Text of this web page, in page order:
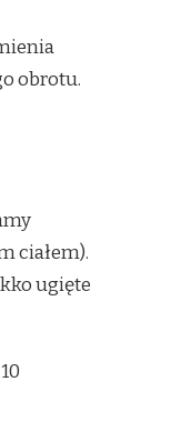
obrotu.
ciałem).
ugięte